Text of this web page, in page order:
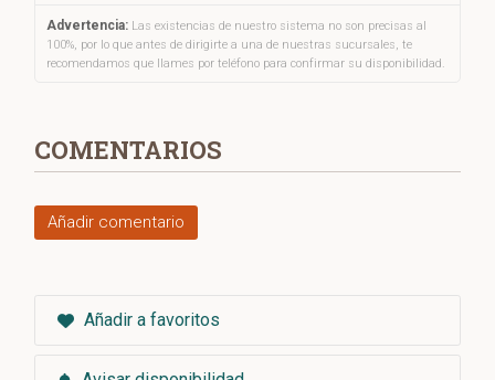
Advertencia: Las existencias de nuestro sistema no son precisas al
100%, por lo que antes de dirigirte a una de nuestras sucursales, te
recomendamos que llames por teléfono para confirmar su disponibilidad.
COMENTARIOS
Añadir comentario
Añadir a favoritos